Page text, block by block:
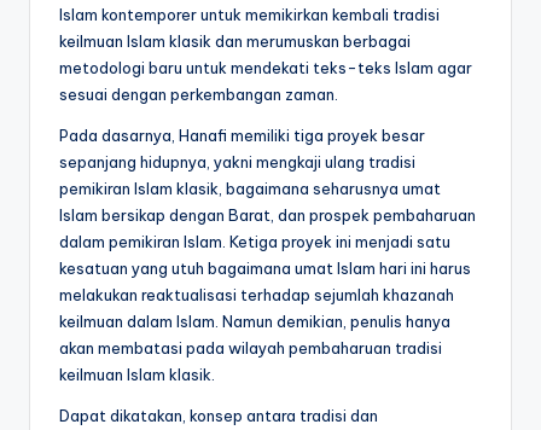
Islam kontemporer untuk memikirkan kembali tradisi
keilmuan Islam klasik dan merumuskan berbagai
metodologi baru untuk mendekati teks-teks Islam agar
sesuai dengan perkembangan zaman.
Pada dasarnya, Hanafi memiliki tiga proyek besar
sepanjang hidupnya, yakni mengkaji ulang tradisi
pemikiran Islam klasik, bagaimana seharusnya umat
Islam bersikap dengan Barat, dan prospek pembaharuan
dalam pemikiran Islam. Ketiga proyek ini menjadi satu
kesatuan yang utuh bagaimana umat Islam hari ini harus
melakukan reaktualisasi terhadap sejumlah khazanah
keilmuan dalam Islam. Namun demikian, penulis hanya
akan membatasi pada wilayah pembaharuan tradisi
keilmuan Islam klasik.
Dapat dikatakan, konsep antara tradisi dan